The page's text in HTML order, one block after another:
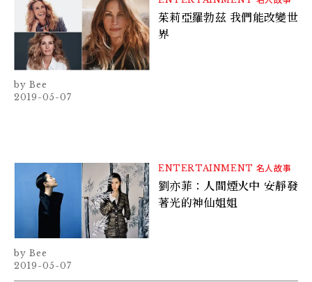
茱莉亞羅勃茲 我們能改變世
界
Bee
2019-05-07
ENTERTAINMENT 名人故事
劉亦菲：人間煙火中 安靜發
著光的神仙姐姐
Bee
2019-05-07